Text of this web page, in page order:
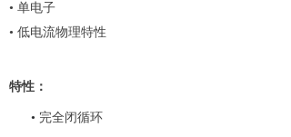
• 单电子
• 低电流物理特性
特性：
• 完全闭循环